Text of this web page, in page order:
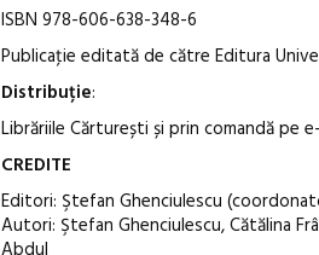
ISBN 978-606-638-348-6
Publicaţie editată de către Editura
Distribuție:
Librăriile Cărturești și prin comandă pe
CREDITE
Editori: Ştefan Ghenciulescu
Autori: Ştefan Ghenciulescu, Cătălina